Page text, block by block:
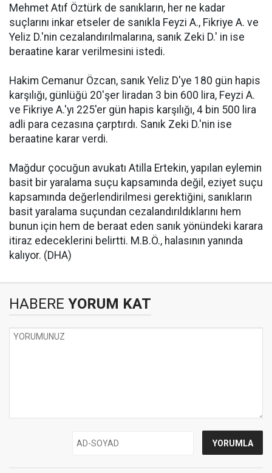
Mehmet Atıf Öztürk de sanıkların, her ne kadar
suçlarını inkar etseler de sanıkla Feyzi A., Fikriye A. ve
Yeliz D.'nin cezalandırılmalarına, sanık Zeki D.' in ise
beraatine karar verilmesini istedi.
Hakim Cemanur Özcan, sanık Yeliz D'ye 180 gün hapis
karşılığı, günlüğü 20'şer liradan 3 bin 600 lira, Feyzi A.
ve Fikriye A.'yı 225'er gün hapis karşılığı, 4 bin 500 lira
adli para cezasına çarptırdı. Sanık Zeki D.'nin ise
beraatine karar verdi.
Mağdur çocuğun avukatı Atilla Ertekin, yapılan eylemin
basit bir yaralama suçu kapsamında değil, eziyet suçu
kapsamında değerlendirilmesi gerektiğini, sanıkların
basit yaralama suçundan cezalandırıldıklarını hem
bunun için hem de beraat eden sanık yönündeki karara
itiraz edeceklerini belirtti. M.B.Ö., halasının yanında
kalıyor. (DHA)
HABERE YORUM KAT